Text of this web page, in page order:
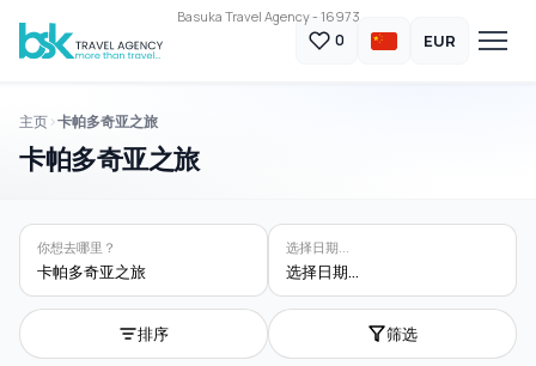
Basuka Travel Agency - 16973
0 EUR
主页 卡帕多奇亚之旅
卡帕多奇亚之旅
你想去哪里？
卡帕多奇亚之旅
选择日期...
选择日期...
排序 筛选